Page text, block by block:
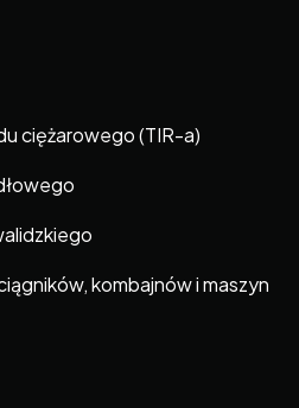
ciężarowego (TIR-a)
kombajnów i maszyn